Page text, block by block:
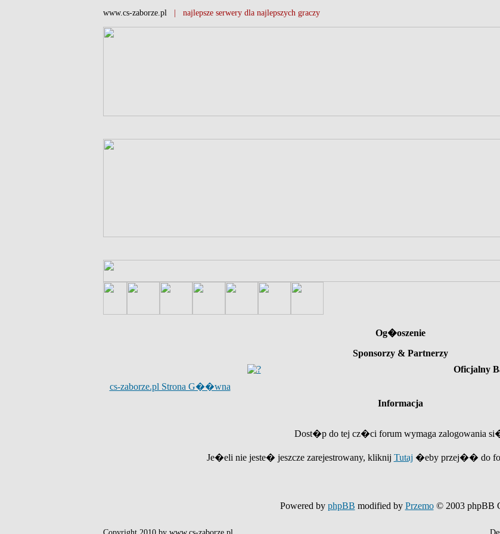
www.cs-zaborze.pl | najlepsze serwery dla najlepszych graczy
Og�oszenie
Sponsorzy & Partnerzy
Oficjalny
cs-zaborze.pl Strona G��wna
Informacja
Dost�p do tej cz�ci forum wymaga zalogowania
Je�eli nie jeste� jeszcze zarejestrowany, kliknij Tutaj �eby przej�� do
Powered by phpBB modified by Przemo© 2003 phpBB